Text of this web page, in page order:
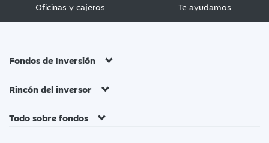
Oficinas y cajeros Te ayudamos
Fondos de Inversión
Rincón del inversor
Todo sobre fondos